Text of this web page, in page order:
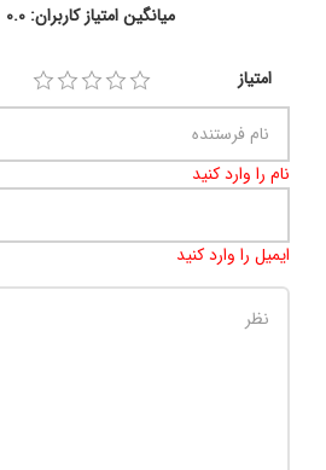
میانگین امتیاز کاربران: 0.0 (0 رای)
امتیاز
نام را وارد کنید
ایمیل را وارد کنید